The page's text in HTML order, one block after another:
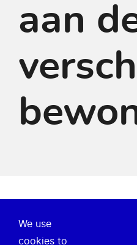
aan
Over ons
We use
cookies to